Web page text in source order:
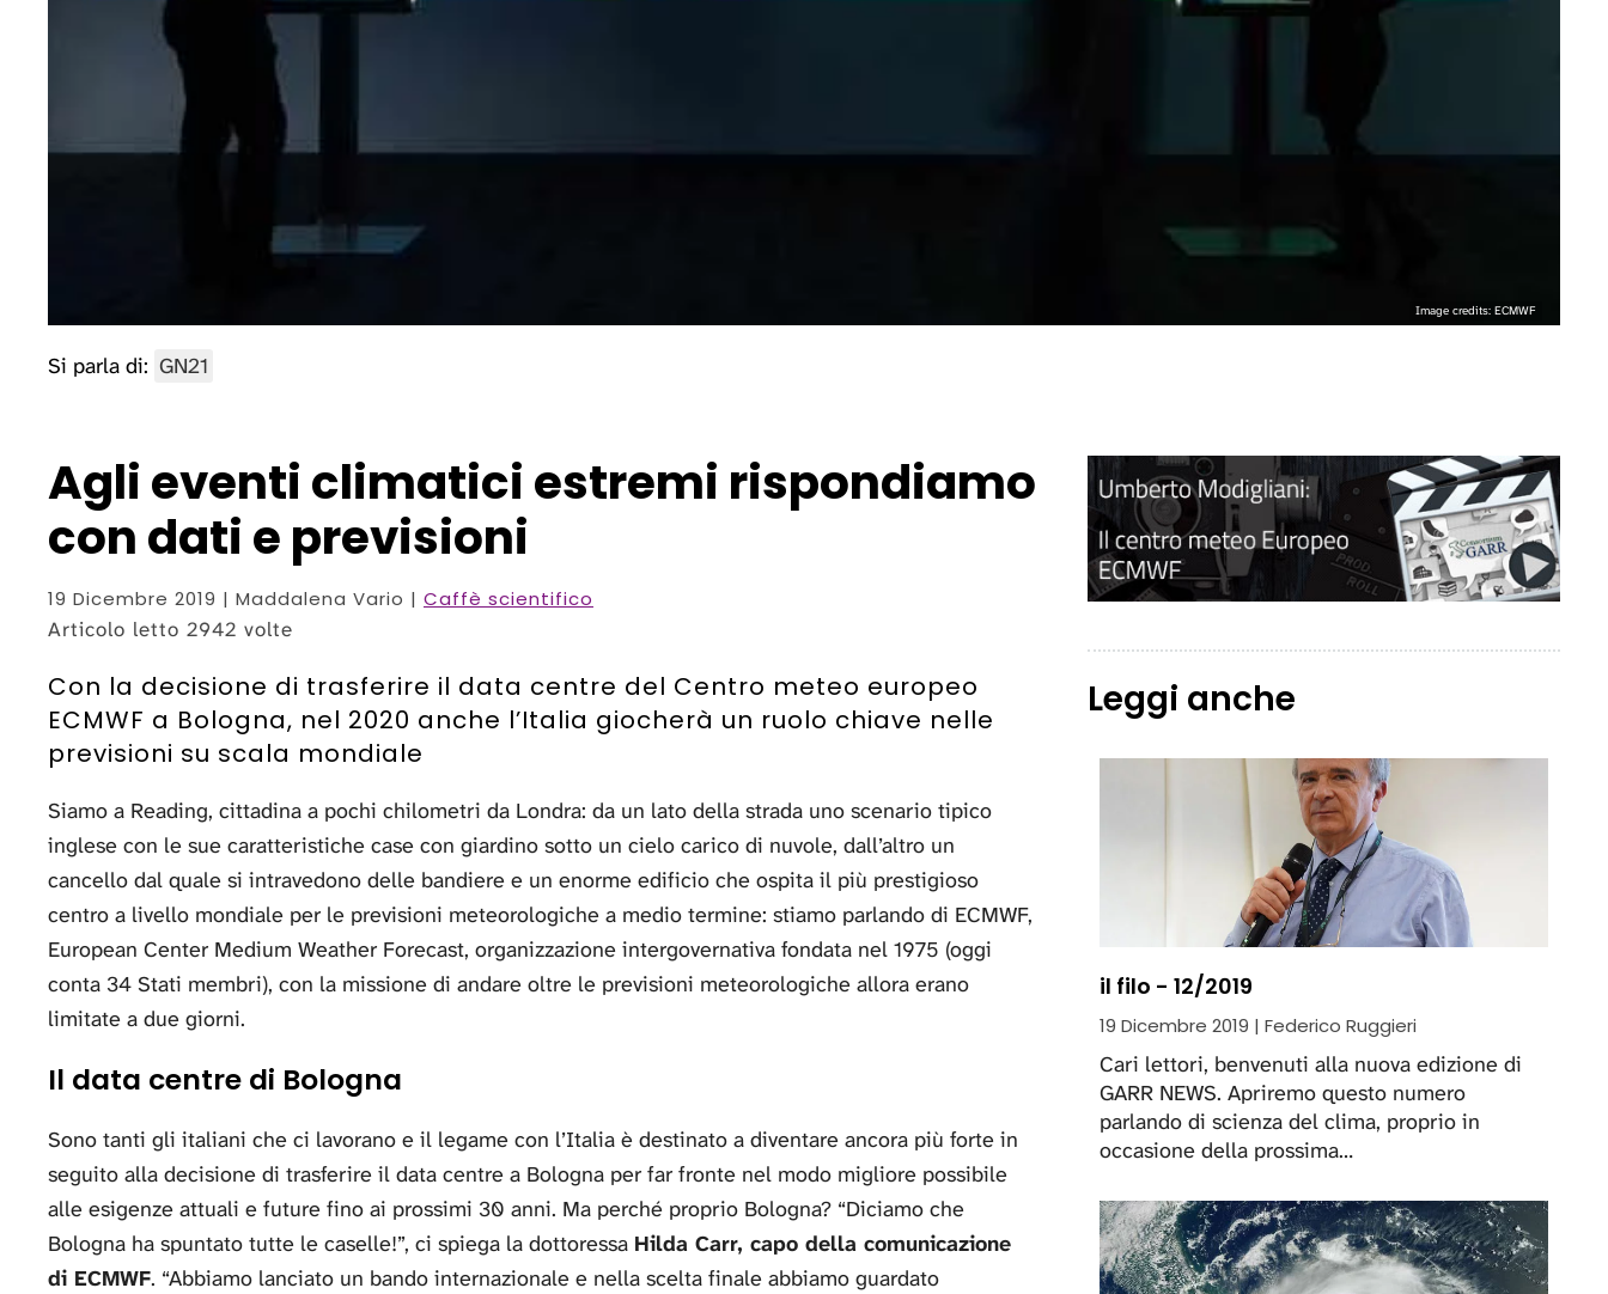
Image credits: ECMWF
Si parla di: GN21
Agli eventi climatici estremi rispondiamo
con dati e previsioni
19 Dicembre 2019 | Maddalena Vario | Caffè scientifico
Articolo letto 2942 volte
Con la decisione di trasferire il data centre del Centro meteo europeo
ECMWF a Bologna, nel 2020 anche l’Italia giocherà un ruolo chiave nelle
previsioni su scala mondiale
Siamo a Reading, cittadina a pochi chilometri da Londra: da un lato della strada uno scenario tipico
inglese con le sue caratteristiche case con giardino sotto un cielo carico di nuvole, dall’altro un
cancello dal quale si intravedono delle bandiere e un enorme edificio che ospita il più prestigioso
centro a livello mondiale per le previsioni meteorologiche a medio termine: stiamo parlando di ECMWF,
European Center Medium Weather Forecast, organizzazione intergovernativa fondata nel 1975 (oggi
conta 34 Stati membri), con la missione di andare oltre le previsioni meteorologiche allora erano
limitate a due giorni.
Il data centre di Bologna
Sono tanti gli italiani che ci lavorano e il legame con l’Italia è destinato a diventare ancora più forte in
seguito alla decisione di trasferire il data centre a Bologna per far fronte nel modo migliore possibile
alle esigenze attuali e future fino ai prossimi 30 anni. Ma perché proprio Bologna? “Diciamo che
Bologna ha spuntato tutte le caselle!”, ci spiega la dottoressa Hilda Carr, capo della comunicazione
di ECMWF. “Abbiamo lanciato un bando internazionale e nella scelta finale abbiamo guardato
Leggi anche
il filo - 12/2019
19 Dicembre 2019 | Federico Ruggieri
Cari lettori, benvenuti alla nuova edizione di
GARR NEWS. Apriremo questo numero
parlando di scienza del clima, proprio in
occasione della prossima…